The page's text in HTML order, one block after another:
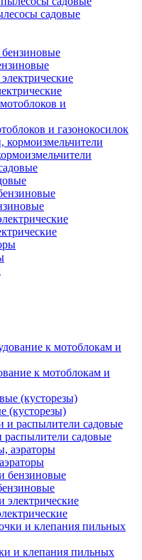
садовые
и газонокосилок
к мотоблокам и
(кусторезы)
садовые
и клепания пильных